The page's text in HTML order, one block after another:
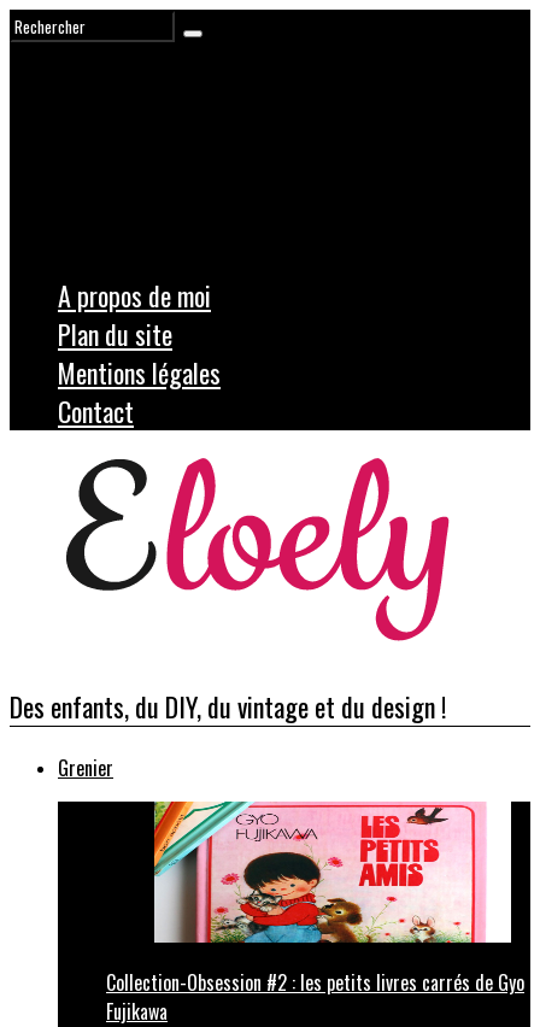
A propos de moi
Plan du site
Mentions légales
Contact
Des enfants, du DIY, du vintage et du design !
Grenier
Collection-Obsession #2 : les petits livres carrés de Gyo
Fujikawa